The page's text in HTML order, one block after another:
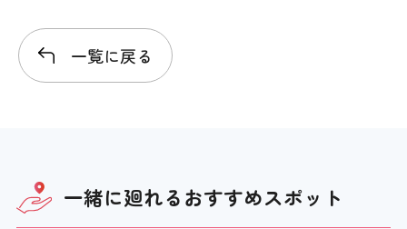
一覧に戻る
一緒に廻れるおすすめスポット